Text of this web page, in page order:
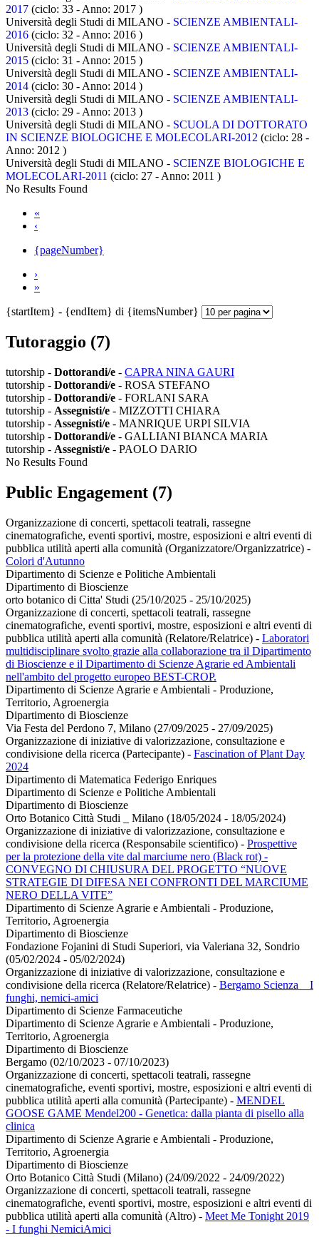
2017 (ciclo: 33 - Anno: 2017 )
Università degli Studi di MILANO - SCIENZE AMBIENTALI-
2016 (ciclo: 32 - Anno: 2016 )
Università degli Studi di MILANO - SCIENZE AMBIENTALI-
2015 (ciclo: 31 - Anno: 2015 )
Università degli Studi di MILANO - SCIENZE AMBIENTALI-
2014 (ciclo: 30 - Anno: 2014 )
Università degli Studi di MILANO - SCIENZE AMBIENTALI-
2013 (ciclo: 29 - Anno: 2013 )
Università degli Studi di MILANO - SCUOLA DI DOTTORATO
IN SCIENZE BIOLOGICHE E MOLECOLARI-2012 (ciclo: 28 -
Anno: 2012 )
Università degli Studi di MILANO - SCIENZE BIOLOGICHE E
MOLECOLARI-2011 (ciclo: 27 - Anno: 2011 )
No Results Found
«
‹
{pageNumber}
›
»
{startItem} - {endItem} di {itemsNumber}
Tutoraggio (7)
tutorship - Dottorandi/e - CAPRA NINA GAURI
tutorship - Dottorandi/e - ROSA STEFANO
tutorship - Dottorandi/e - FORLANI SARA
tutorship - Assegnisti/e - MIZZOTTI CHIARA
tutorship - Assegnisti/e - MANRIQUE URPI SILVIA
tutorship - Dottorandi/e - GALLIANI BIANCA MARIA
tutorship - Assegnisti/e - PAOLO DARIO
No Results Found
Public Engagement (7)
Organizzazione di concerti, spettacoli teatrali, rassegne
cinematografiche, eventi sportivi, mostre, esposizioni e altri eventi di
pubblica utilità aperti alla comunità (Organizzatore/Organizzatrice) -
Colori d'Autunno
Dipartimento di Scienze e Politiche Ambientali
Dipartimento di Bioscienze
orto botanico di Citta' Studi (25/10/2025 - 25/10/2025)
Organizzazione di concerti, spettacoli teatrali, rassegne
cinematografiche, eventi sportivi, mostre, esposizioni e altri eventi di
pubblica utilità aperti alla comunità (Relatore/Relatrice) - Laboratori
multidisciplinare svolto grazie alla collaborazione tra il Dipartimento
di Bioscienze e il Dipartimento di Scienze Agrarie ed Ambientali
nell'ambito del progetto europeo BEST-CROP.
Dipartimento di Scienze Agrarie e Ambientali - Produzione,
Territorio, Agroenergia
Dipartimento di Bioscienze
Via Festa del Perdono 7, Milano (27/09/2025 - 27/09/2025)
Organizzazione di iniziative di valorizzazione, consultazione e
condivisione della ricerca (Partecipante) - Fascination of Plant Day
2024
Dipartimento di Matematica Federigo Enriques
Dipartimento di Scienze e Politiche Ambientali
Dipartimento di Bioscienze
Orto Botanico Città Studi _ Milano (18/05/2024 - 18/05/2024)
Organizzazione di iniziative di valorizzazione, consultazione e
condivisione della ricerca (Responsabile scientifico) - Prospettive
per la protezione della vite dal marciume nero (Black rot) -
CONVEGNO DI CHIUSURA DEL PROGETTO “NUOVE
STRATEGIE DI DIFESA NEI CONFRONTI DEL MARCIUME
NERO DELLA VITE”
Dipartimento di Scienze Agrarie e Ambientali - Produzione,
Territorio, Agroenergia
Dipartimento di Bioscienze
Fondazione Fojanini di Studi Superiori, via Valeriana 32, Sondrio
(05/02/2024 - 05/02/2024)
Organizzazione di iniziative di valorizzazione, consultazione e
condivisione della ricerca (Relatore/Relatrice) - Bergamo Scienza _ I
funghi, nemici-amici
Dipartimento di Scienze Farmaceutiche
Dipartimento di Scienze Agrarie e Ambientali - Produzione,
Territorio, Agroenergia
Dipartimento di Bioscienze
Bergamo (02/10/2023 - 07/10/2023)
Organizzazione di concerti, spettacoli teatrali, rassegne
cinematografiche, eventi sportivi, mostre, esposizioni e altri eventi di
pubblica utilità aperti alla comunità (Partecipante) - MENDEL
GOOSE GAME Mendel200 - Genetica: dalla pianta di pisello alla
clinica
Dipartimento di Scienze Agrarie e Ambientali - Produzione,
Territorio, Agroenergia
Dipartimento di Bioscienze
Orto Botanico Città Studi (Milano) (24/09/2022 - 24/09/2022)
Organizzazione di concerti, spettacoli teatrali, rassegne
cinematografiche, eventi sportivi, mostre, esposizioni e altri eventi di
pubblica utilità aperti alla comunità (Altro) - Meet Me Tonight 2019
- I funghi NemiciAmici